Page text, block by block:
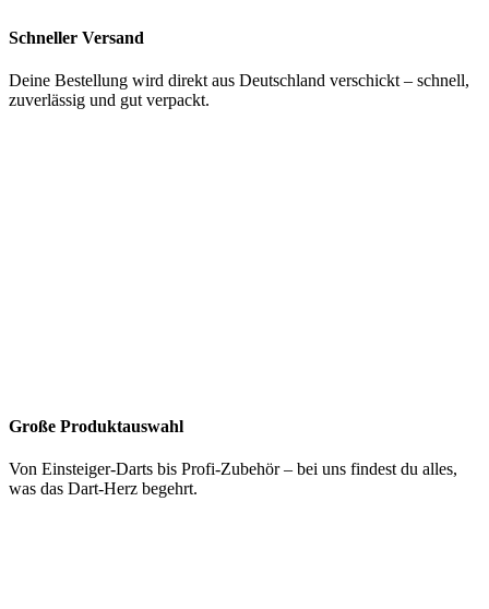
Schneller Versand
Deine Bestellung wird direkt aus Deutschland verschickt – schnell,
zuverlässig und gut verpackt.
Große Produktauswahl
Von Einsteiger-Darts bis Profi-Zubehör – bei uns findest du alles,
was das Dart-Herz begehrt.